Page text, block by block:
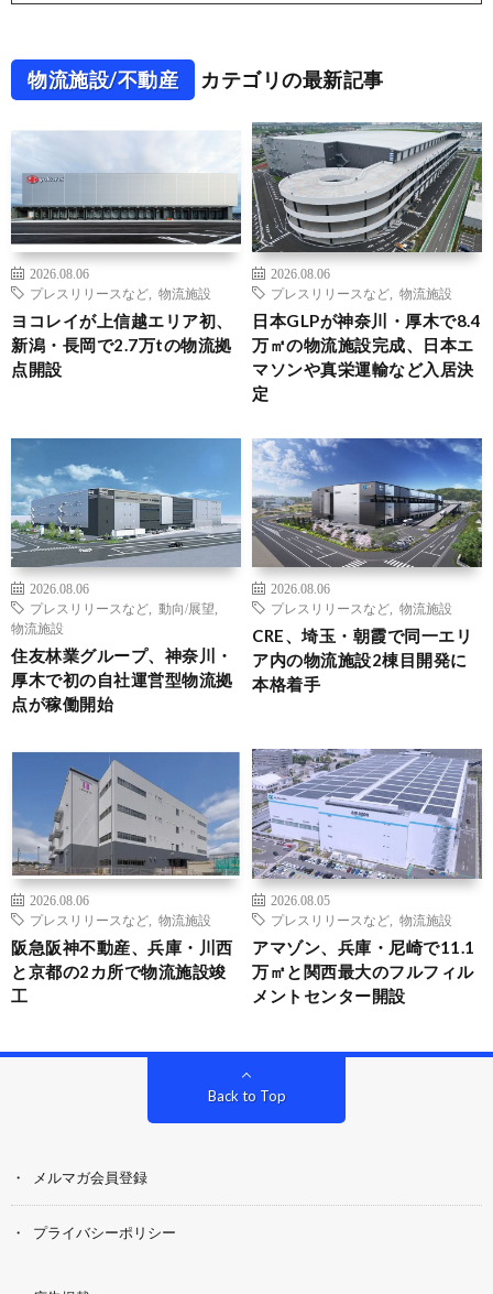
物流施設/不動産 カテゴリの最新記事
2026.08.06
プレスリリースなど
物流施設
ヨコレイが上信越エリア初、
新潟・長岡で2.7万tの物流拠
点開設
2026.08.06
プレスリリースなど
物流施設
日本GLPが神奈川・厚木で8.4
万㎡の物流施設完成、日本エ
マソンや真栄運輸など入居決
定
2026.08.06
プレスリリースなど
動向/展望
物流施設
住友林業グループ、神奈川・
厚木で初の自社運営型物流拠
点が稼働開始
2026.08.06
プレスリリースなど
物流施設
CRE、埼玉・朝霞で同一エリ
ア内の物流施設2棟目開発に
本格着手
2026.08.06
プレスリリースなど
物流施設
阪急阪神不動産、兵庫・川西
と京都の2カ所で物流施設竣
工
2026.08.05
プレスリリースなど
物流施設
アマゾン、兵庫・尼崎で11.1
万㎡と関西最大のフルフィル
メントセンター開設
Back to Top
メルマガ会員登録
プライバシーポリシー